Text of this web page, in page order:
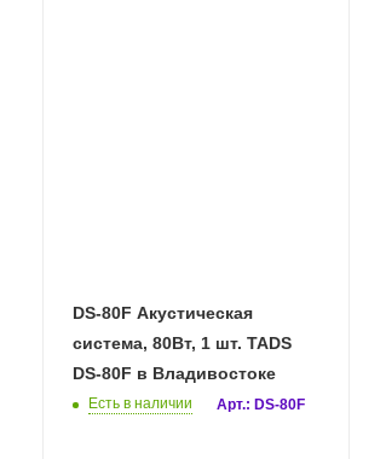
DS-80F Акустическая
система, 80Вт, 1 шт. TADS
DS-80F в Владивостоке
Есть в наличии Арт.: DS-80F